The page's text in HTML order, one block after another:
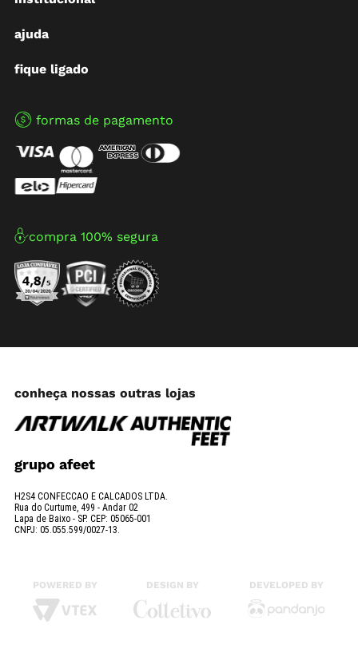
ajuda
fique ligado
formas de pagamento
compra 100% segura
conheça nossas outras lojas
grupo afeet
H2S4 CONFECCAO E CALCADOS LTDA.
Rua do Curtume, 499 - Andar 02
Lapa de Baixo - SP. CEP: 05065-001
CNPJ: 05.055.599/0027-13.
POWERED BY DESIGN BY DEVELOPED BY